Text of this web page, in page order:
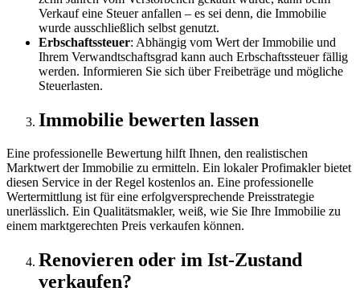
Verkauf eine Steuer anfallen – es sei denn, die Immobilie
wurde ausschließlich selbst genutzt.
Erbschaftssteuer: Abhängig vom Wert der Immobilie und
Ihrem Verwandtschaftsgrad kann auch Erbschaftssteuer fällig
werden. Informieren Sie sich über Freibeträge und mögliche
Steuerlasten.
Immobilie bewerten lassen
Eine professionelle Bewertung hilft Ihnen, den realistischen
Marktwert der Immobilie zu ermitteln. Ein lokaler Profimakler bietet
diesen Service in der Regel kostenlos an. Eine professionelle
Wertermittlung ist für eine erfolgversprechende Preisstrategie
unerlässlich. Ein Qualitätsmakler, weiß, wie Sie Ihre Immobilie zu
einem marktgerechten Preis verkaufen können.
Renovieren oder im Ist-Zustand
verkaufen?